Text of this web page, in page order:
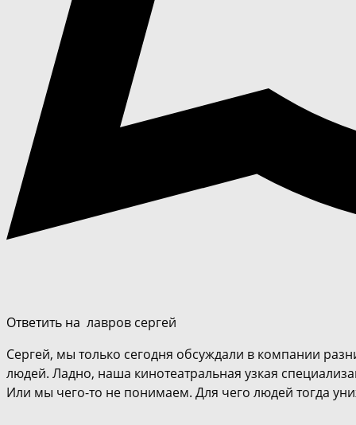
Ответить на лавров сергей
Сергей, мы только сегодня обсуждали в компании
людей. Ладно, наша кинотеатральная узкая
Или мы чего-то не понимаем. Для чего людей тогда